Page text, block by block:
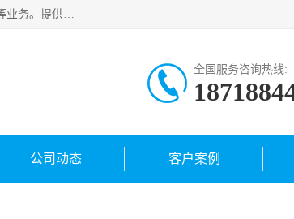
广东快安医疗救援服务公司主要经营:东莞救护车出租_深圳救护车出租_东莞长途救护车出租-深圳长途救护车出租等业务。提供救护车出租服务和长途救护车转接病人。响应及时，服务周到。
全国服务咨询热线:
公司动态 客户案例